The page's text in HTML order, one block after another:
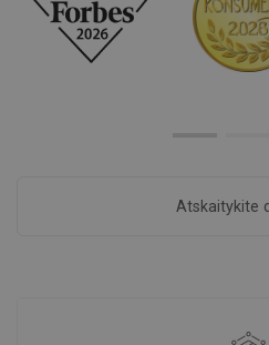
Atskaitykite